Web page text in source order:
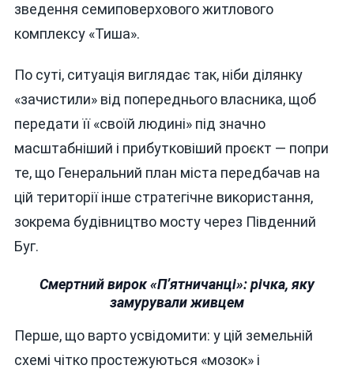
зведення семиповерхового житлового
комплексу «Тиша».
По суті, ситуація виглядає так, ніби ділянку
«зачистили» від попереднього власника, щоб
передати її «своїй людині» під значно
масштабніший і прибутковіший проєкт — попри
те, що Генеральний план міста передбачав на
цій території інше стратегічне використання,
зокрема будівництво мосту через Південний
Буг.
Смертний вирок «П’ятничанці»: річка, яку
замурували живцем
Перше, що варто усвідомити: у цій земельній
схемі чітко простежуються «мозок» і